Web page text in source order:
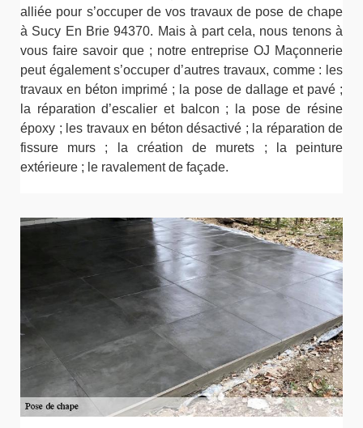
alliée pour s’occuper de vos travaux de pose de chape
à Sucy En Brie 94370. Mais à part cela, nous tenons à
vous faire savoir que ; notre entreprise OJ Maçonnerie
peut également s’occuper d’autres travaux, comme : les
travaux en béton imprimé ; la pose de dallage et pavé ;
la réparation d’escalier et balcon ; la pose de résine
époxy ; les travaux en béton désactivé ; la réparation de
fissure murs ; la création de murets ; la peinture
extérieure ; le ravalement de façade.